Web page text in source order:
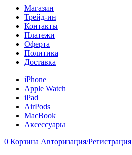
Магазин
Трейд-ин
Контакты
Платежи
Оферта
Политика
Доставка
iPhone
Apple Watch
iPad
AirPods
MacBook
Аксессуары
0 Корзина Авторизация/Регистрация